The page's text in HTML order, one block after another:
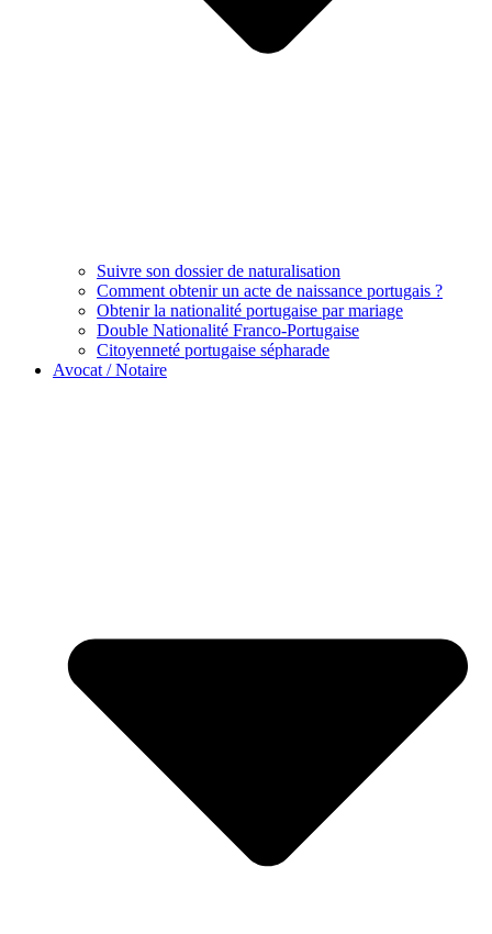
Suivre son dossier de naturalisation
Comment obtenir un acte de naissance portugais ?
Obtenir la nationalité portugaise par mariage
Double Nationalité Franco-Portugaise
Citoyenneté portugaise sépharade
Avocat / Notaire